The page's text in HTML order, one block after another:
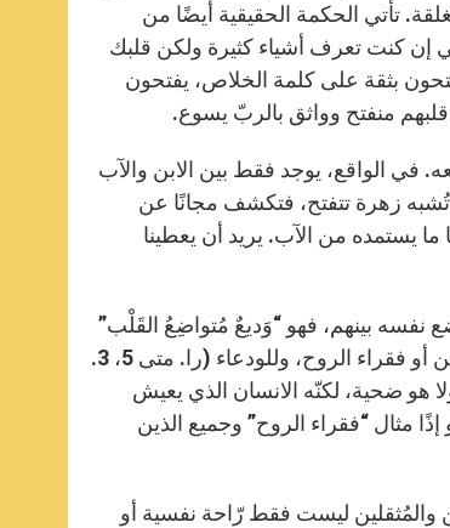
تأتي الحكمة الحقيقية أيضًا من
إن كنت تعرف أشياء كثيرة ولكن قلبك
بثقة على كلمة الخلاص، يفتحون
منفتح وواثق بالربّ يسوع.
في الواقع، يوجد فقط بين الابن والآب
تُشبه زهرة تتفتح، فتكشف مجانًا عن
إِليَّ…” (الآية 28). فهو يريد أن يعطينا ما يستمده من الآب. يريد أن يعطينا
نفسه بينهم، فهو “وَديعٌ مُتواضِعُ القَلْب”
(الآية 29)، هذا ما قاله عن ذاته. كما في التطويبة الأولّى والثّالثة، الطوبي للمتواضعين أو فقراء الروح، وللودعاء (را. متى 5، 3.
هو ضحية، لكنّه الانسان الذي يعيش
مثال “فقراء الروح” وجميع الذين
والمُثقلين ليست فقط رّاحة نفسية أو